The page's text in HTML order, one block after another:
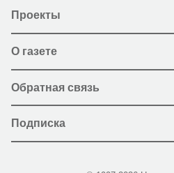
Проекты
О газете
Обратная связь
Подписка